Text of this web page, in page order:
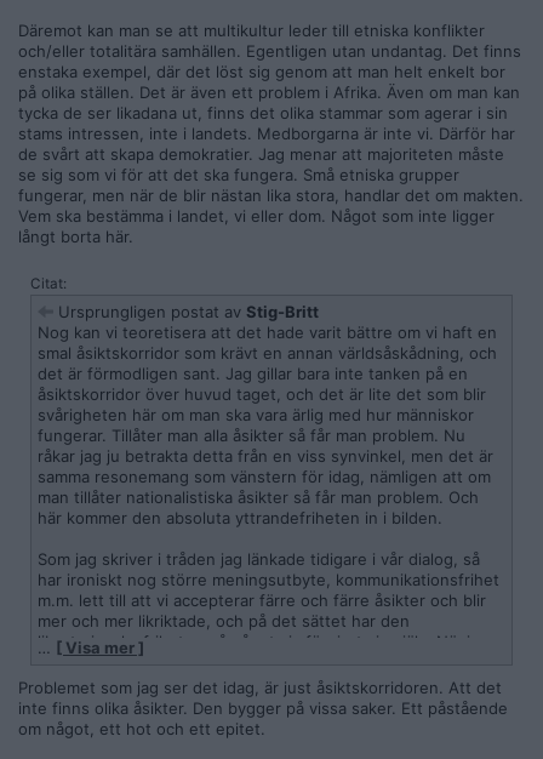
Däremot kan man se att multikultur leder till etniska konflikter
och/eller totalitära samhällen. Egentligen utan undantag. Det finns
enstaka exempel, där det löst sig genom att man helt enkelt bor
på olika ställen. Det är även ett problem i Afrika. Även om man kan
tycka de ser likadana ut, finns det olika stammar som agerar i sin
stams intressen, inte i landets. Medborgarna är inte vi. Därför har
de svårt att skapa demokratier. Jag menar att majoriteten måste
se sig som vi för att det ska fungera. Små etniska grupper
fungerar, men när de blir nästan lika stora, handlar det om makten.
Vem ska bestämma i landet, vi eller dom. Något som inte ligger
långt borta här.
Citat:
Ursprungligen postat av Stig-Britt
Nog kan vi teoretisera att det hade varit bättre om vi haft en
smal åsiktskorridor som krävt en annan världsåskådning, och
det är förmodligen sant. Jag gillar bara inte tanken på en
åsiktskorridor över huvud taget, och det är lite det som blir
svårigheten här om man ska vara ärlig med hur människor
fungerar. Tillåter man alla åsikter så får man problem. Nu
råkar jag ju betrakta detta från en viss synvinkel, men det är
samma resonemang som vänstern för idag, nämligen att om
man tillåter nationalistiska åsikter så får man problem. Och
här kommer den absoluta yttrandefriheten in i bilden.
Som jag skriver i tråden jag länkade tidigare i vår dialog, så
har ironiskt nog större meningsutbyte, kommunikationsfrihet
m.m. lett till att vi accepterar färre och färre åsikter och blir
mer och mer likriktade, och på det sättet har den
libertarianska friheten på något vis förgjort sig själv. Nä, jag
tycker det är svårt att resonera kring detta. Spontant vill jag
säga att vi behöver sortera ut idioter, men då gör jag ju mig
själv till den diktator jag i andra fall argumenterar emot.
… [ Visa mer ]
Problemet som jag ser det idag, är just åsiktskorridoren. Att det
inte finns olika åsikter. Den bygger på vissa saker. Ett påstående
om något, ett hot och ett epitet.